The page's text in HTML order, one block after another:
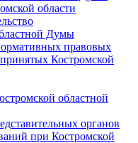
области
Думы
правовых
Костромской
областной
органов
при Костромской